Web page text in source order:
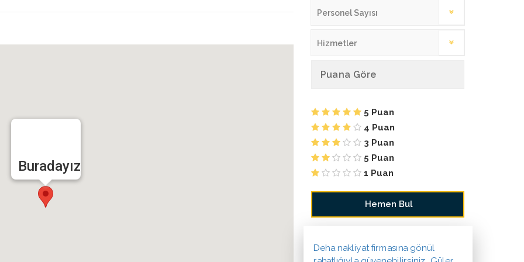
Buradayız
Personel Sayısı
Hizmetler
Puana Göre
5 Puan
4 Puan
3 Puan
5 Puan
1 Puan
Deha nakliyat firmasına gönül